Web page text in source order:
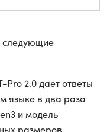
следующие
Pro 2.0 дает ответы
языке в два раза
и модель
размеров.